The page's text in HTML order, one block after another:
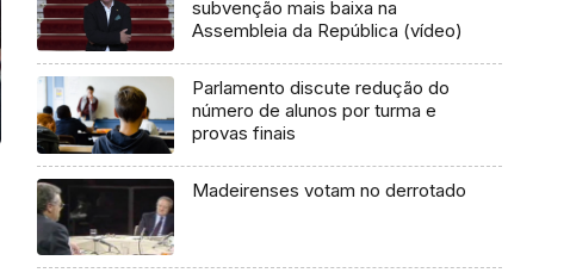
subvenção mais baixa na
Assembleia da República (vídeo)
Parlamento discute redução do
número de alunos por turma e
provas finais
Madeirenses votam no derrotado